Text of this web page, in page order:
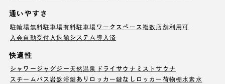
通いやすさ
駐輪場無料駐車場有料駐車場ワークスペース複数店舗利用可
入会自動受付 入退館システム導入済
快適性
シャワージャグジー天然温泉 ドライサウナ ミストサウナ
スチームバス岩盤浴鍵ありロッカー鍵なしロッカー荷物棚水素水